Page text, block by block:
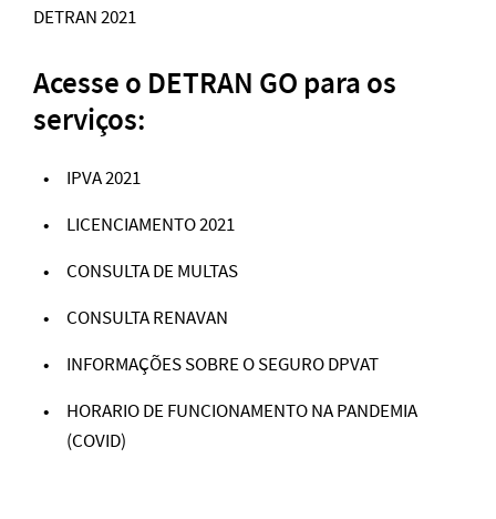
DETRAN 2021
Acesse o DETRAN GO para os
serviços:
IPVA 2021
LICENCIAMENTO 2021
CONSULTA DE MULTAS
CONSULTA RENAVAN
INFORMAÇÕES SOBRE O SEGURO DPVAT
HORARIO DE FUNCIONAMENTO NA PANDEMIA
(COVID)